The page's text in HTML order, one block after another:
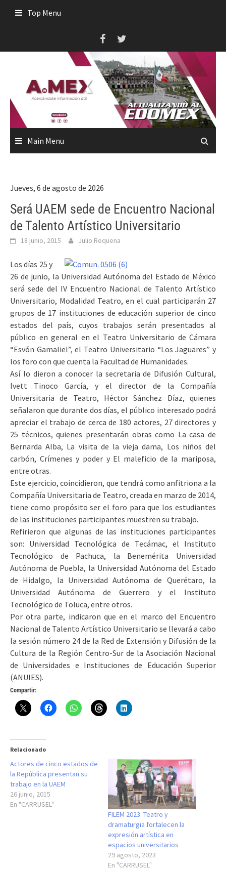
Top Menu
Main Menu
Jueves, 6 de agosto de 2026
Será UAEM sede de Encuentro Nacional
de Talento Artístico Universitario
18 junio, 2015 Julio Requena
Los días 25 y
26 de junio, la Universidad Autónoma del Estado de México
será sede del IV Encuentro Nacional de Talento Artístico
Universitario, Modalidad Teatro, en el cual participarán 27
grupos de 17 instituciones de educación superior de cinco
estados del país, cuyos trabajos serán presentados al
público en general en el Teatro Universitario de Cámara
“Esvón Gamaliel”, el Teatro Universitario “Los Jaguares” y
los foro con que cuenta la Facultad de Humanidades.
Así lo dieron a conocer la secretaria de Difusión Cultural,
Ivett Tinoco García, y el director de la Compañía
Universitaria de Teatro, Héctor Sánchez Díaz, quienes
señalaron que durante dos días, el público interesado podrá
apreciar el trabajo de cerca de 180 actores, 27 directores y
25 técnicos, quienes presentarán obras como La casa de
Bernarda Alba, La visita de la vieja dama, Los niños del
carbón, Crímenes y poder y El maleficio de la mariposa,
entre otras.
Este ejercicio, coincidieron, que tendrá como anfitriona a la
Compañía Universitaria de Teatro, creada en marzo de 2014,
tiene como propósito ser el foro para que los estudiantes
de las instituciones participantes muestren su trabajo.
Refirieron que algunas de las instituciones participantes
son: Universidad Tecnológica de Tecámac, el Instituto
Tecnológico de Pachuca, la Benemérita Universidad
Autónoma de Puebla, la Universidad Autónoma del Estado
de Hidalgo, la Universidad Autónoma de Querétaro, la
Universidad Autónoma de Guerrero y el Instituto
Tecnológico de Toluca, entre otros.
Por otra parte, indicaron que en el marco del Encuentro
Nacional de Talento Artístico Universitario se llevará a cabo
la sesión número 24 de la Red de Extensión y Difusión de la
Cultura de la Región Centro-Sur de la Asociación Nacional
de Universidades e Instituciones de Educación Superior
(ANUIES).
Compartir:
Relacionado
Actores de cinco estados de
la República presentan su
trabajo en la UAEM
26 junio, 2015
En "CARRUSEL"
FILEM 2023: Teatro y
dramaturgia fortalecen la
expresión artística en
espacios universitarios
29 agosto, 2023
En "CARRUSEL"